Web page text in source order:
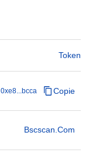
Token
0xe8...bcca Copie
Bscscan.com